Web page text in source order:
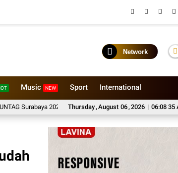
Network
Music NEW Sport International
Thursday,August 06,2026 | 06:08 36
202 Transformasi Digital Perpustakaan Santa